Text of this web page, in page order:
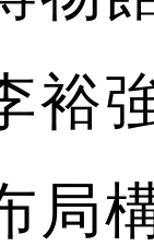
裕
局